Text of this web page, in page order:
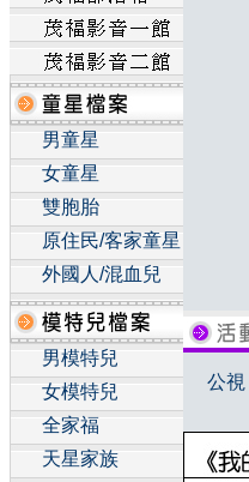
男童星
女童星
雙胞胎
原住民/客家童星
外國人/混血兒
男模特兒
女模特兒
全家福
天星家族
公視